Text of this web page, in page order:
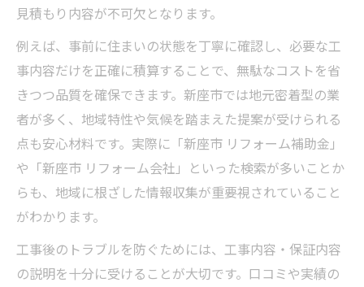
補助金対象工事と適正価格工事の違いを知
る
信頼できる工事先を選ぶ新座市の賢いコツ
新座市リフォーム会社の評判と適正価格工
事の見極め
適正価格工事を叶える信頼業者の選び方
口コミやレビューで選ぶ適正価格工事の安
心感
悪質リフォーム業者を避ける適正価格工事
の判断法
新座市で信頼される適正価格工事の特徴
見積もり内容が不可欠となります。
例えば、事前に住まいの状態を丁寧に確認し、必要な工
事内容だけを正確に積算することで、無駄なコストを省
きつつ品質を確保できます。新座市では地元密着型の業
者が多く、地域特性や気候を踏まえた提案が受けられる
点も安心材料です。実際に「新座市 リフォーム補助金」
や「新座市 リフォーム会社」といった検索が多いことか
らも、地域に根ざした情報収集が重要視されていること
がわかります。
工事後のトラブルを防ぐためには、工事内容・保証内容
の説明を十分に受けることが大切です。口コミや実績の